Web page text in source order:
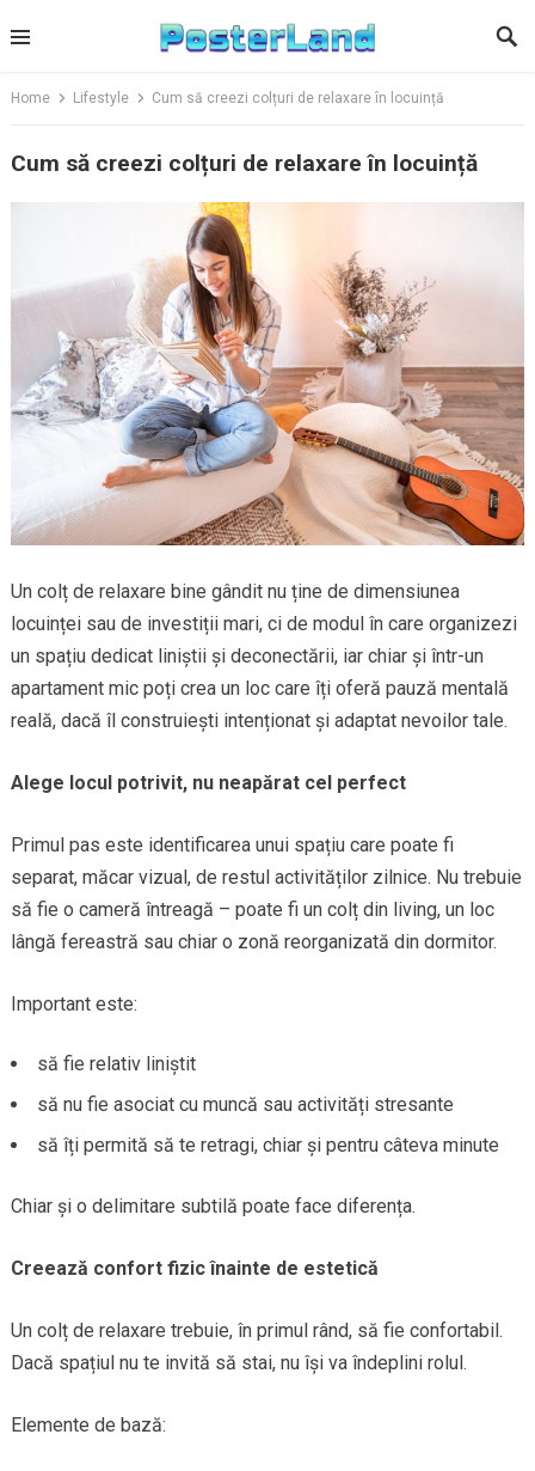
to
Home Lifestyle Cum să creezi colțuri de relaxare în locuință
Cum să creezi colțuri de relaxare în locuință
Un colț de relaxare bine gândit nu ține de dimensiunea
locuinței sau de investiții mari, ci de modul în care organizezi
un spațiu dedicat liniștii și deconectării, iar chiar și într-un
apartament mic poți crea un loc care îți oferă pauză mentală
reală, dacă îl construiești intenționat și adaptat nevoilor tale.
Alege locul potrivit, nu neapărat cel perfect
Primul pas este identificarea unui spațiu care poate fi
separat, măcar vizual, de restul activităților zilnice. Nu trebuie
să fie o cameră întreagă – poate fi un colț din living, un loc
lângă fereastră sau chiar o zonă reorganizată din dormitor.
Important este:
să fie relativ liniștit
să nu fie asociat cu muncă sau activități stresante
să îți permită să te retragi, chiar și pentru câteva minute
Chiar și o delimitare subtilă poate face diferența.
Creează confort fizic înainte de estetică
Un colț de relaxare trebuie, în primul rând, să fie confortabil.
Dacă spațiul nu te invită să stai, nu își va îndeplini rolul.
Elemente de bază: